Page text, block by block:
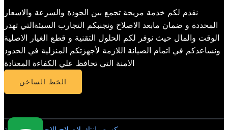
نقدم لكم خدمة مريحة تجمع بين الجودة والسرعة والاسعار
المحددة و ضمان مابعد الاصلاح ونجنبكم التجارب السيئةالتي تهدر
الوقت والمال حيث نوفر لكم الحلول التقنية و قطع الغيار الاصلية
ونساعدكم في اتمام الصيانة اللازمة لأجهزتكم المنزلية في الحدود
الامنة التي تحافظ علي الكفاءة المعتادة
الخط الساخن